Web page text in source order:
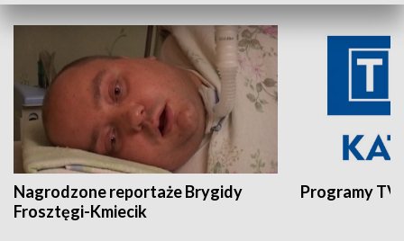
Nagrodzone reportaże Brygidy
Frosztęgi-Kmiecik
Programy